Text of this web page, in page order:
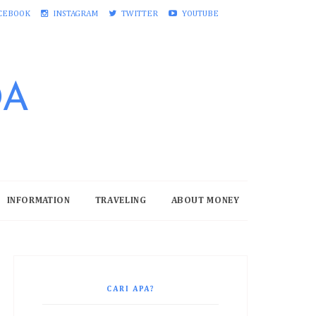
INSTAGRAM TWITTER YOUTUBE
INFORMATION TRAVELING ABOUT MONEY
CARI APA?